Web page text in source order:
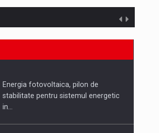
Energia fotovoltaica, pilon de
stabilitate pentru sistemul energetic
in…